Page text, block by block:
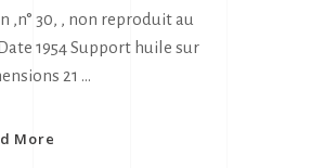
,n° 30, , non reproduit au
1954 Support huile sur
21
More